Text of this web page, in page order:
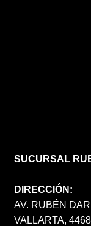
SUCURSAL
DIRECCIÓN:
AV. RUBÉN
VALLARTA,